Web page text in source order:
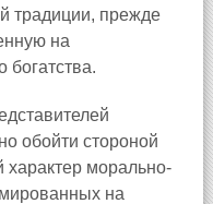
традиции, прежде
на
богатства.
обойти стороной
морально-
на